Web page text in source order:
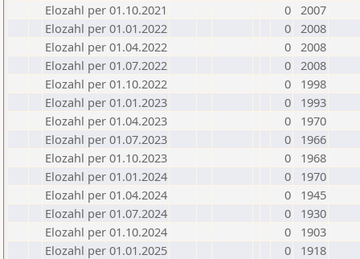
Elozahl per 01.10.2021
0 2007
Elozahl per 01.01.2022
0 2008
Elozahl per 01.04.2022
0 2008
Elozahl per 01.07.2022
0 2008
Elozahl per 01.10.2022
0
1998
Elozahl per 01.01.2023
0
1993
Elozahl per 01.04.2023
0
1970
Elozahl per 01.07.2023
0
1966
Elozahl per 01.10.2023
0
1968
Elozahl per 01.01.2024
0
1970
Elozahl per 01.04.2024
0
1945
Elozahl per 01.07.2024
0
1930
Elozahl per 01.10.2024
0
1903
Elozahl per 01.01.2025
0
1918